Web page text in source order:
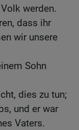
werden.
dass ihr
wir unsere
Sohn
dies zu tun;
und er war
Vaters.